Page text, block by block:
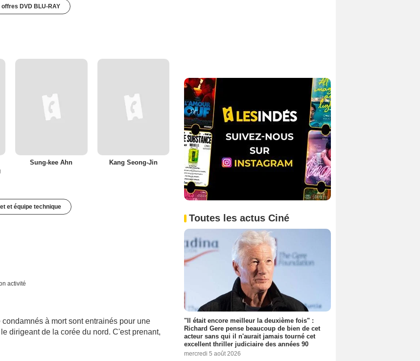
DVD BLU-RAY
Sung-kee Ahn Kang Seong-Jin
et équipe technique
activité
à mort sont entrainés pour une
dirigeant de la corée du nord. C'est prenant,
Toutes les actus Ciné
"Il était encore meilleur la deuxième fois" :
Richard Gere pense beaucoup de bien de cet
acteur sans qui il n'aurait jamais tourné cet
excellent thriller judiciaire des années 90
mercredi 5 août 2026